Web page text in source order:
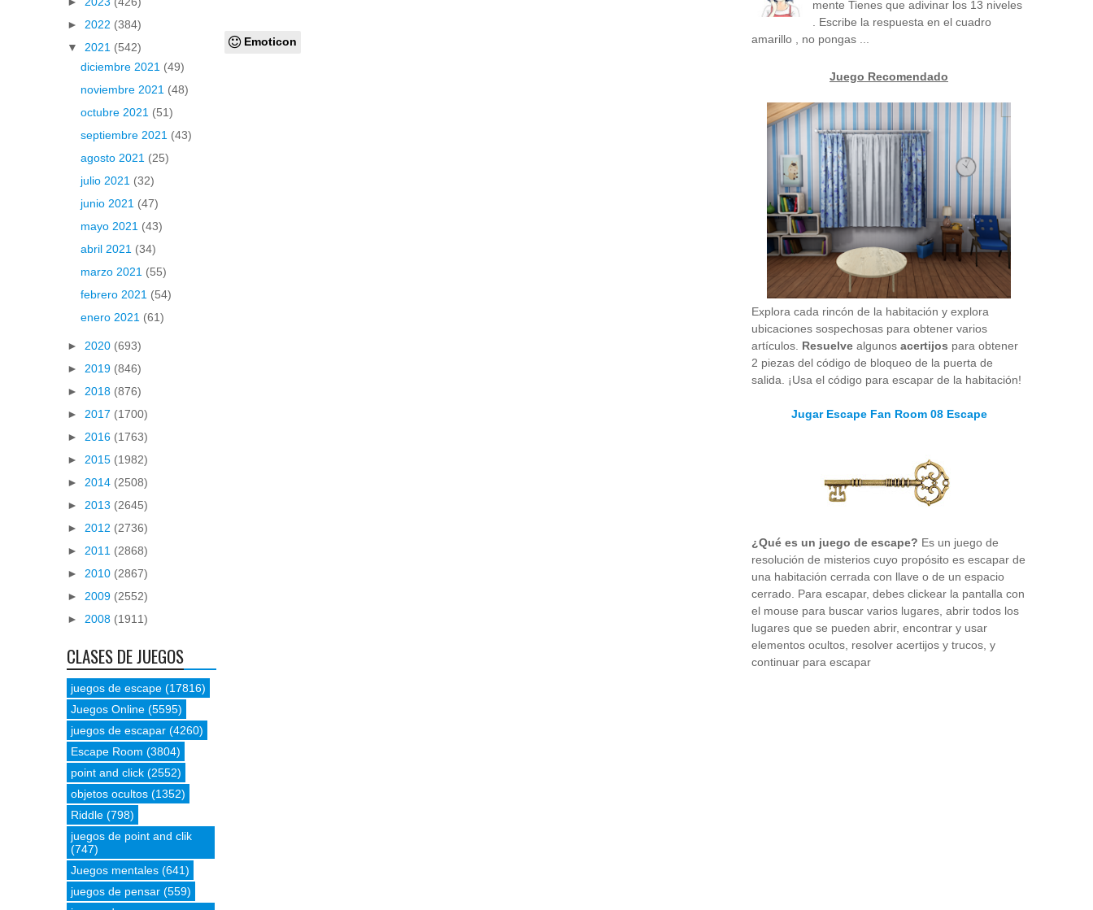
Emoticon
► 2022 (384)
▼ 2021 (542)
diciembre 2021 (49)
noviembre 2021 (48)
octubre 2021 (51)
septiembre 2021 (43)
agosto 2021 (25)
julio 2021 (32)
junio 2021 (47)
mayo 2021 (43)
abril 2021 (34)
marzo 2021 (55)
febrero 2021 (54)
enero 2021 (61)
► 2020 (693)
► 2019 (846)
► 2018 (876)
► 2017 (1700)
► 2016 (1763)
► 2015 (1982)
► 2014 (2508)
► 2013 (2645)
► 2012 (2736)
► 2011 (2868)
► 2010 (2867)
► 2009 (2552)
► 2008 (1911)
CLASES DE JUEGOS
juegos de escape (17816)
Juegos Online (5595)
juegos de escapar (4260)
Escape Room (3804)
point and click (2552)
objetos ocultos (1352)
Riddle (798)
juegos de point and clik
(747)
Juegos mentales (641)
juegos de pensar (559)
mente Tienes que adivinar los 13 niveles
. Escribe la respuesta en el cuadro
amarillo , no pongas ...
Juego Recomendado
Explora cada rincón de la habitación y explora
ubicaciones sospechosas para obtener varios
artículos. Resuelve algunos acertijos para obtener
2 piezas del código de bloqueo de la puerta de
salida. ¡Usa el código para escapar de la habitación!
Jugar Escape Fan Room 08 Escape
¿Qué es un juego de escape? Es un juego de
resolución de misterios cuyo propósito es escapar de
una habitación cerrada con llave o de un espacio
cerrado. Para escapar, debes clickear la pantalla con
el mouse para buscar varios lugares, abrir todos los
lugares que se pueden abrir, encontrar y usar
elementos ocultos, resolver acertijos y trucos, y
continuar para escapar